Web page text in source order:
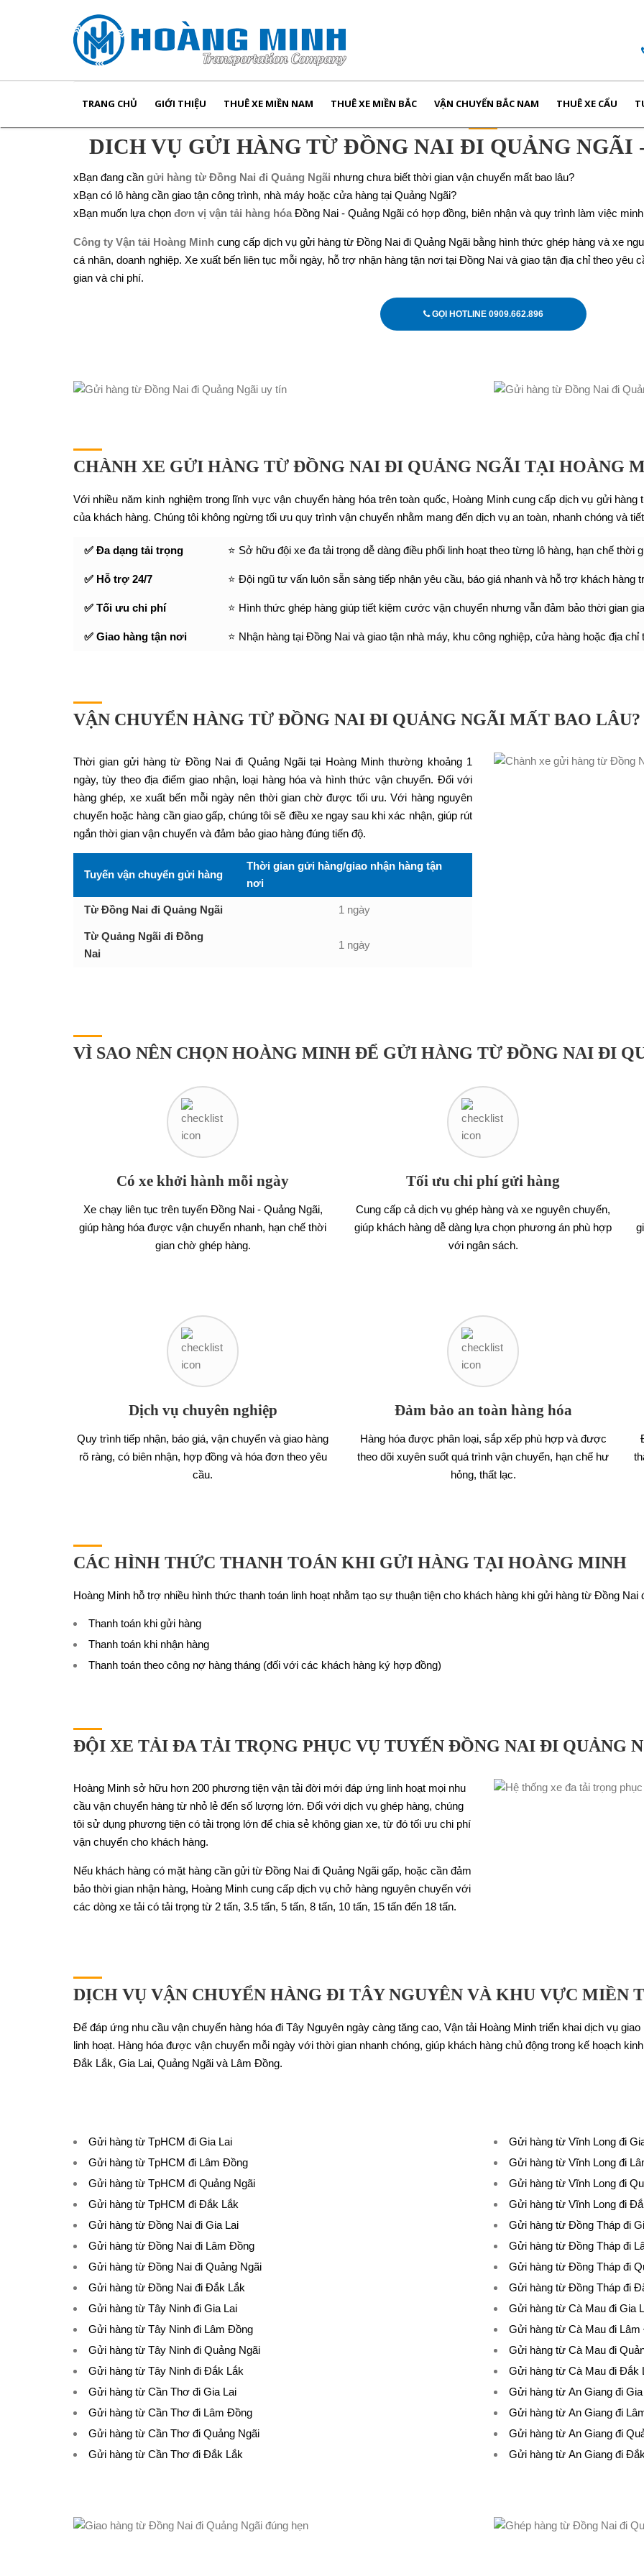
TRANG CHỦ GIỚI THIỆU THUÊ XE MIỀN NAM THUÊ XE MIỀN BẮC VẬN CHUYỂN BẮC NAM THUÊ XE CẨU
DICH VỤ GỬI HÀNG TỪ ĐỒNG NAI ĐI QUẢNG NGÃI
xBạn đang cần gửi hàng từ Đồng Nai đi Quảng Ngãi nhưng chưa biết thời gian vận chuyển mất bao lâu?
xBạn có lô hàng cần giao tận công trình, nhà máy hoặc cửa hàng tại Quảng Ngãi?
xBạn muốn lựa chọn đơn vị vận tải hàng hóa Đồng Nai - Quảng Ngãi có hợp đồng, biên nhận và quy trình làm việc
Công ty Vận tải Hoàng Minh cung cấp dịch vụ gửi hàng từ Đồng Nai đi Quảng Ngãi bằng hình thức ghép hàng và xe
cá nhân, doanh nghiệp. Xe xuất bến liên tục mỗi ngày, hỗ trợ nhận hàng tận nơi tại Đồng Nai và giao tận địa chỉ theo yêu
gian và chi phí.
GỌI HOTLINE 0909.662.896
CHÀNH XE GỬI HÀNG TỪ ĐỒNG NAI ĐI QUẢNG NGÃI TẠI HOÀNG
Với nhiều năm kinh nghiệm trong lĩnh vực vận chuyển hàng hóa trên toàn quốc, Hoàng Minh cung cấp dịch vụ gửi
của khách hàng. Chúng tôi không ngừng tối ưu quy trình vận chuyển nhằm mang đến dịch vụ an toàn, nhanh chóng và
✅ Đa dạng tải trọng ⭐ Sở hữu đội xe đa tải trọng dễ dàng điều phối linh hoạt theo từng lô hàng, hạn chế thời
✅ Hỗ trợ 24/7 ⭐ Đội ngũ tư vấn luôn sẵn sàng tiếp nhận yêu cầu, báo giá nhanh và hỗ trợ khách hàng
✅ Tối ưu chi phí ⭐ Hình thức ghép hàng giúp tiết kiệm cước vận chuyển nhưng vẫn đảm bảo thời gian
✅ Giao hàng tận nơi ⭐ Nhận hàng tại Đồng Nai và giao tận nhà máy, khu công nghiệp, cửa hàng hoặc địa
VẬN CHUYỂN HÀNG TỪ ĐỒNG NAI ĐI QUẢNG NGÃI MẤT BAO LÂU?
Thời gian gửi hàng từ Đồng Nai đi Quảng Ngãi tại Hoàng Minh thường khoảng 1
ngày, tùy theo địa điểm giao nhận, loại hàng hóa và hình thức vận chuyển. Đối với
hàng ghép, xe xuất bến mỗi ngày nên thời gian chờ được tối ưu. Với hàng nguyên
chuyến hoặc hàng cần giao gấp, chúng tôi sẽ điều xe ngay sau khi xác nhận, giúp rút
ngắn thời gian vận chuyển và đảm bảo giao hàng đúng tiến độ.
Tuyến vận chuyển gửi hàng
Thời gian gửi hàng/giao nhận hàng tận
nơi
Từ Đồng Nai đi Quảng Ngãi 1 ngày
Từ Quảng Ngãi đi Đồng
Nai
1 ngày
VÌ SAO NÊN CHỌN HOÀNG MINH ĐỂ GỬI HÀNG TỪ ĐỒNG NAI ĐI
Có xe khởi hành mỗi ngày
Xe chạy liên tục trên tuyến Đồng Nai - Quảng Ngãi,
giúp hàng hóa được vận chuyển nhanh, hạn chế thời
gian chờ ghép hàng.
Tối ưu chi phí gửi hàng
Cung cấp cả dịch vụ ghép hàng và xe nguyên chuyến,
giúp khách hàng dễ dàng lựa chọn phương án phù hợp
với ngân sách.
Dịch vụ chuyên nghiệp
Quy trình tiếp nhận, báo giá, vận chuyển và giao hàng
rõ ràng, có biên nhận, hợp đồng và hóa đơn theo yêu
cầu.
Đảm bảo an toàn hàng hóa
Hàng hóa được phân loại, sắp xếp phù hợp và được
theo dõi xuyên suốt quá trình vận chuyển, hạn chế hư
hỏng, thất lạc.
CÁC HÌNH THỨC THANH TOÁN KHI GỬI HÀNG TẠI HOÀNG MINH
Hoàng Minh hỗ trợ nhiều hình thức thanh toán linh hoạt nhằm tạo sự thuận tiện cho khách hàng khi gửi hàng từ Đồng Nai
Thanh toán khi gửi hàng
Thanh toán khi nhận hàng
Thanh toán theo công nợ hàng tháng (đối với các khách hàng ký hợp đồng)
ĐỘI XE TẢI ĐA TẢI TRỌNG PHỤC VỤ TUYẾN ĐỒNG NAI ĐI QUẢNG
Hoàng Minh sở hữu hơn 200 phương tiện vận tải đời mới đáp ứng linh hoạt mọi nhu
cầu vận chuyển hàng từ nhỏ lẻ đến số lượng lớn. Đối với dịch vụ ghép hàng, chúng
tôi sử dụng phương tiện có tải trọng lớn để chia sẻ không gian xe, từ đó tối ưu chi phí
vận chuyển cho khách hàng.
Nếu khách hàng có mặt hàng cần gửi từ Đồng Nai đi Quảng Ngãi gấp, hoặc cần đảm
bảo thời gian nhận hàng, Hoàng Minh cung cấp dịch vụ chở hàng nguyên chuyến với
các dòng xe tải có tải trọng từ 2 tấn, 3.5 tấn, 5 tấn, 8 tấn, 10 tấn, 15 tấn đến 18 tấn.
DỊCH VỤ VẬN CHUYỂN HÀNG ĐI TÂY NGUYÊN VÀ KHU VỰC MIỀN
Để đáp ứng nhu cầu vận chuyển hàng hóa đi Tây Nguyên ngày càng tăng cao, Vận tải Hoàng Minh triển khai dịch vụ
linh hoạt. Hàng hóa được vận chuyển mỗi ngày với thời gian nhanh chóng, giúp khách hàng chủ động trong kế hoạch
Đắk Lắk, Gia Lai, Quảng Ngãi và Lâm Đồng.
Gửi hàng từ TpHCM đi Gia Lai
Gửi hàng từ TpHCM đi Lâm Đồng
Gửi hàng từ TpHCM đi Quảng Ngãi
Gửi hàng từ TpHCM đi Đắk Lắk
Gửi hàng từ Đồng Nai đi Gia Lai
Gửi hàng từ Đồng Nai đi Lâm Đồng
Gửi hàng từ Đồng Nai đi Quảng Ngãi
Gửi hàng từ Đồng Nai đi Đắk Lắk
Gửi hàng từ Tây Ninh đi Gia Lai
Gửi hàng từ Tây Ninh đi Lâm Đồng
Gửi hàng từ Tây Ninh đi Quảng Ngãi
Gửi hàng từ Tây Ninh đi Đắk Lắk
Gửi hàng từ Cần Thơ đi Gia Lai
Gửi hàng từ Cần Thơ đi Lâm Đồng
Gửi hàng từ Cần Thơ đi Quảng Ngãi
Gửi hàng từ Cần Thơ đi Đắk Lắk
Gửi hàng từ Vĩnh Long đi
Gửi hàng từ Vĩnh Long đi
Gửi hàng từ Vĩnh Long đi
Gửi hàng từ Vĩnh Long đi
Gửi hàng từ Đồng Tháp đi
Gửi hàng từ Đồng Tháp đi
Gửi hàng từ Đồng Tháp đi
Gửi hàng từ Đồng Tháp đi
Gửi hàng từ Cà Mau đi Gia
Gửi hàng từ Cà Mau đi Lâm
Gửi hàng từ Cà Mau đi
Gửi hàng từ Cà Mau đi Đắk
Gửi hàng từ An Giang đi
Gửi hàng từ An Giang đi
Gửi hàng từ An Giang đi
Gửi hàng từ An Giang đi